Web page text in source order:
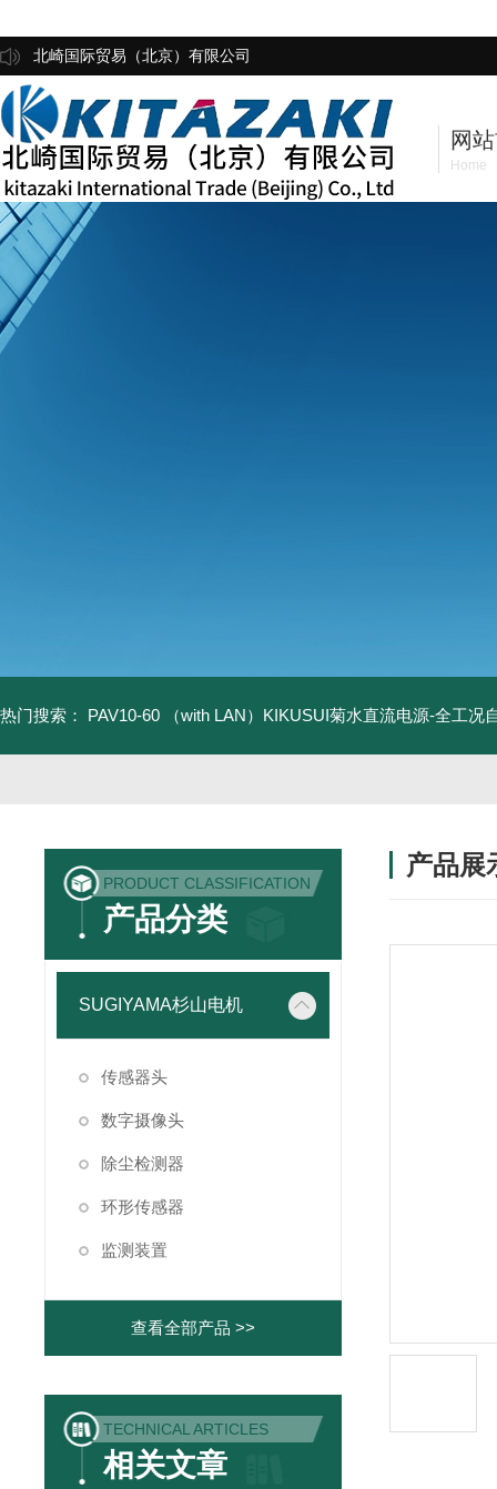
北崎国际贸易（北京）有限公司
网
Home
热门搜索： PAV10-60 （with LAN）KIKUSUI菊水直流电源-全工况
PRODUCT CLASSIFICATION
产品分类
SUGIYAMA杉山电机
传感器头
数字摄像头
除尘检测器
环形传感器
监测装置
查看全部产品 >>
TECHNICAL ARTICLES
相关文章
产品展